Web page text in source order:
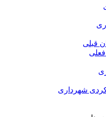
قبلی
شهرداری